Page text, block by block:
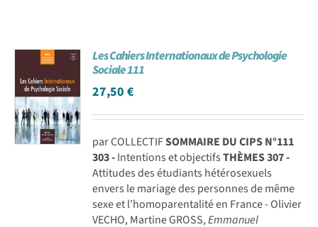
Les Cahiers Internationaux de Psychologie
Sociale 111
27,50€
par COLLECTIFSOMMAIRE DU CIPS N°111
303 -Intentions et objectifsTHÈMES307 -
Attitudes des étudiants hétérosexuels
envers le mariage des personnes de même
sexe et l’homoparentalité en France - Olivier
VECHO, Martine GROSS,Emmanuel